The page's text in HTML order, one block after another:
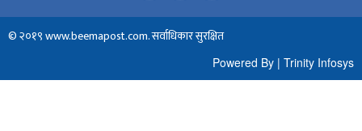
© २०१९ www.beemapost.com. सर्वाधिकार सुरक्षित
Powered By | Trinity Infosys